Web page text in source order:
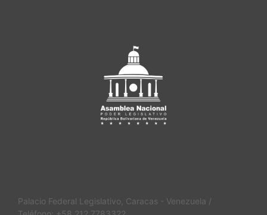
Palacio Federal Legislativo, Caracas - Venezuela /